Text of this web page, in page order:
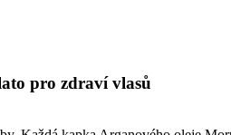
pro zdraví vlasů